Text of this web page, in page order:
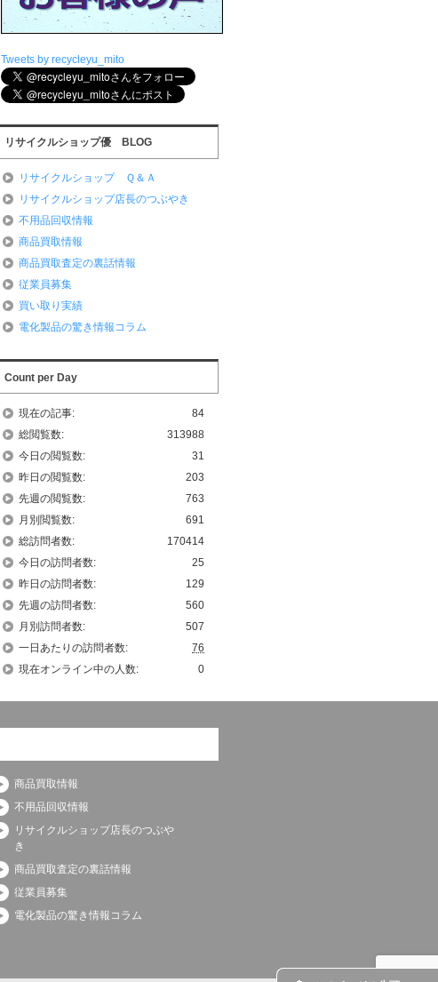
Tweets by recycleyu_mito
リサイクルショップ優 BLOG
リサイクルショップ Ｑ＆Ａ
リサイクルショップ店長のつぶやき
不用品回収情報
商品買取情報
商品買取査定の裏話情報
従業員募集
買い取り実績
電化製品の驚き情報コラム
Count per Day
84
現在の記事:
313988
総閲覧数:
31
今日の閲覧数:
203
昨日の閲覧数:
763
先週の閲覧数:
691
月別閲覧数:
170414
総訪問者数:
25
今日の訪問者数:
129
昨日の訪問者数:
560
先週の訪問者数:
507
月別訪問者数:
76
一日あたりの訪問者数:
0
現在オンライン中の人数:
商品買取情報
不用品回収情報
リサイクルショップ店長のつぶや
き
商品買取査定の裏話情報
従業員募集
電化製品の驚き情報コラム